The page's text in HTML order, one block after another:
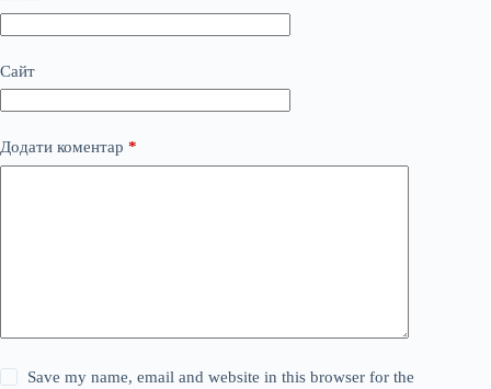
Сайт
Додати коментар *
Save my name, email and website in this browser for the